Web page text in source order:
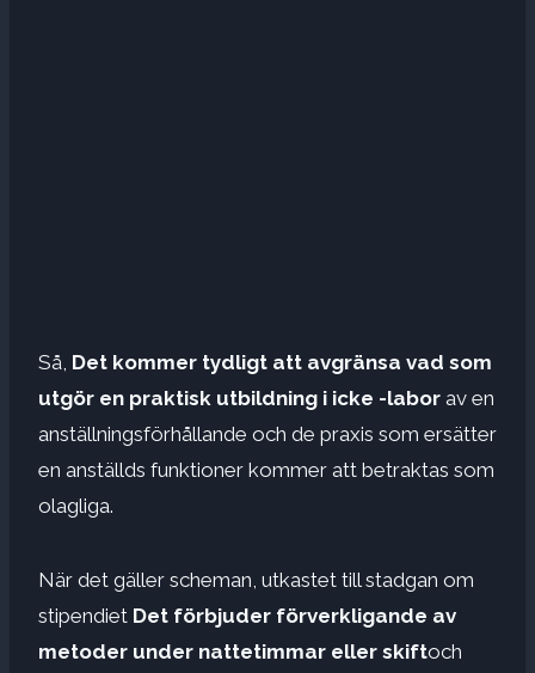
Så, Det kommer tydligt att avgränsa vad som
utgör en praktisk utbildning i icke -labor av en
anställningsförhållande och de praxis som ersätter
en anställds funktioner kommer att betraktas som
olagliga.
När det gäller scheman, utkastet till stadgan om
stipendiet Det förbjuder förverkligande av
metoder under nattetimmar eller skiftoch